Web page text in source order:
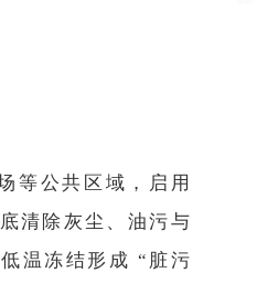
等公共区域，启用
清除灰尘、油污与
温冻结形成 “脏污